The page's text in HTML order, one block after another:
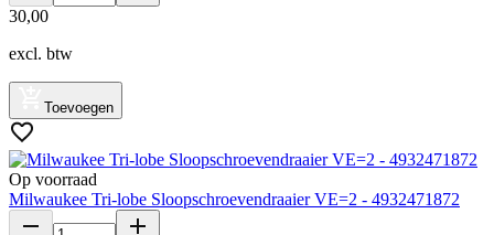
30,00
excl. btw
Toevoegen
Op voorraad
Milwaukee Tri-lobe Sloopschroevendraaier VE=2 - 4932471872